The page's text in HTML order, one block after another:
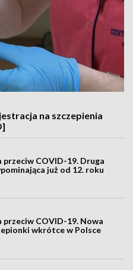
na szczepienia
przeciw COVID-19. Druga
już od 12. roku
przeciw COVID-19. Nowa
wkrótce w Polsce